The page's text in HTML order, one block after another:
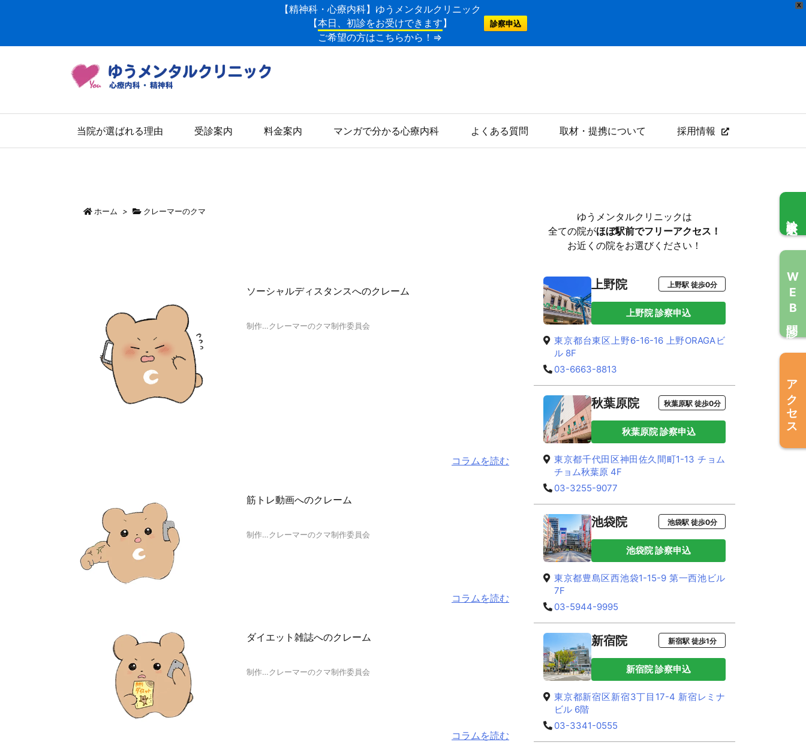
X
【精神科・心療内科】ゆうメンタルクリニック
【本日、初診をお受けできます】
ご希望の方はこちらから！⇒
診察申込
当院が選ばれる理由 受診案内 料金案内 マンガで分かる心療内科 よくある質問 取材・提携について 採用情報
ホーム > クレーマーのクマ
ソーシャルディスタンスへのクレーム
制作…クレーマーのクマ制作委員会
コラムを読む
筋トレ動画へのクレーム
制作…クレーマーのクマ制作委員会
コラムを読む
ダイエット雑誌へのクレーム
制作…クレーマーのクマ制作委員会
コラムを読む
ゆうメンタルクリニックは
全ての院がほぼ駅前でフリーアクセス！
お近くの院をお選びください！
上野院 上野駅 徒歩0分
上野院 診察申込
東京都台東区上野6-16-16 上野ORAGAビ
ル 8F
03-6663-8813
秋葉原院 秋葉原駅 徒歩0分
秋葉原院 診察申込
東京都千代田区神田佐久間町1-13 チョム
チョム秋葉原 4F
03-3255-9077
池袋院 池袋駅 徒歩0分
池袋院 診察申込
東京都豊島区西池袋1-15-9 第一西池ビル
7F
03-5944-9995
新宿院 新宿駅 徒歩1分
新宿院 診察申込
東京都新宿区新宿3丁目17-4 新宿レミナ
ビル 6階
03-3341-0555
WEB問診
アクセス